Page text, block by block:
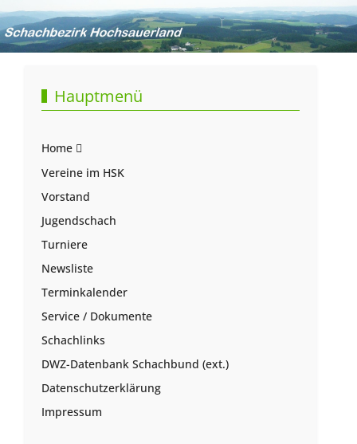
Hauptmenü
Home
Vereine im HSK
Vorstand
Jugendschach
Turniere
Newsliste
Terminkalender
Service / Dokumente
Schachlinks
DWZ-Datenbank Schachbund (ext.)
Datenschutzerklärung
Impressum